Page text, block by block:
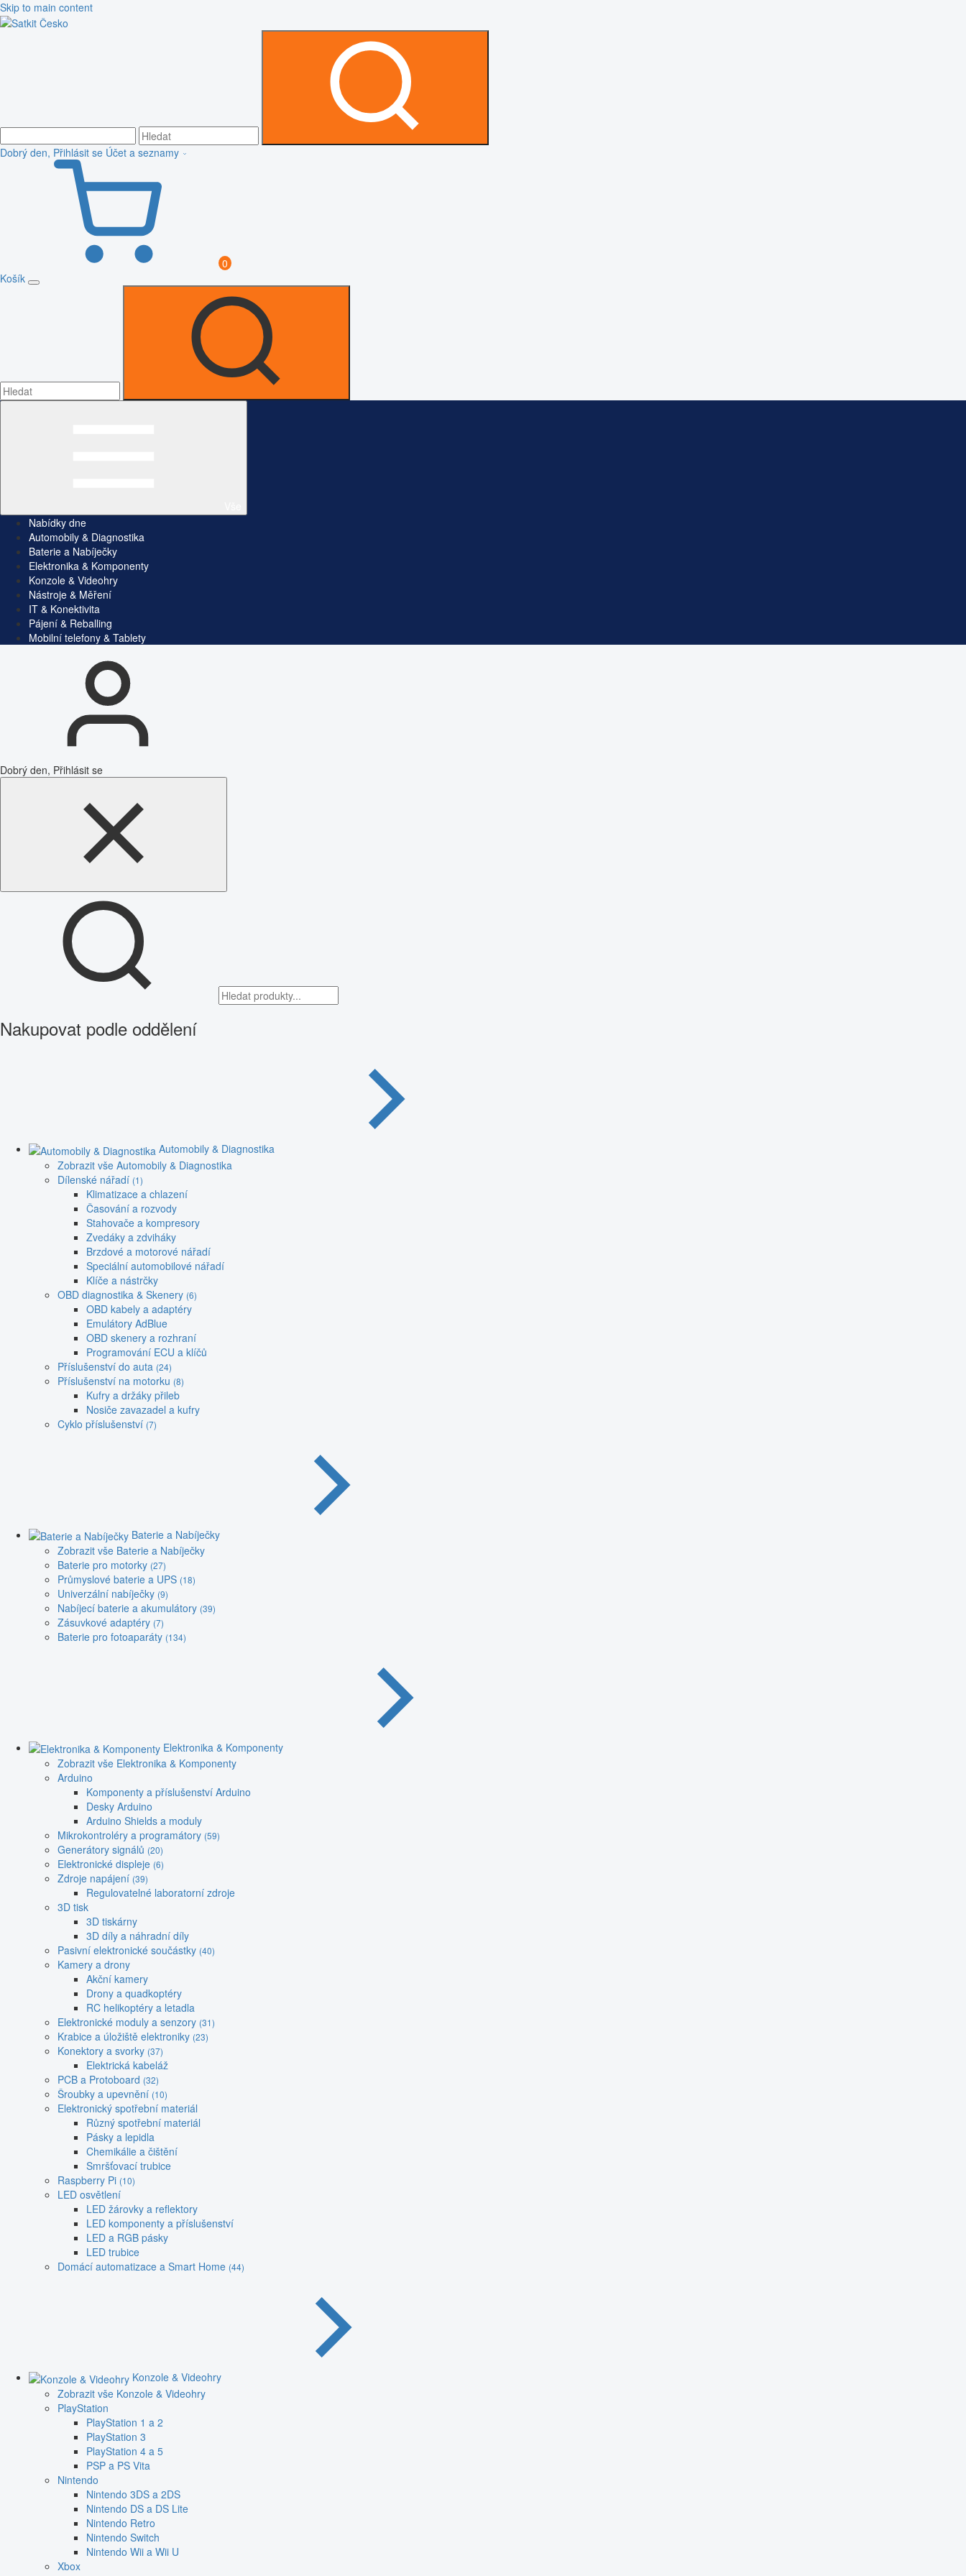
Skip to main content
Dobrý den, Přihlásit se Účet a seznamy
0
Košík
Nabídky dne
Automobily & Diagnostika
Baterie a Nabíječky
Elektronika & Komponenty
Konzole & Videohry
Nástroje & Měření
IT & Konektivita
Pájení & Reballing
Mobilní telefony & Tablety
Dobrý den, Přihlásit se
Nakupovat podle oddělení
Automobily & Diagnostika
Zobrazit vše Automobily & Diagnostika
Dílenské nářadí (1)
Klimatizace a chlazení
Časování a rozvody
Stahovače a kompresory
Zvedáky a zdviháky
Brzdové a motorové nářadí
Speciální automobilové nářadí
Klíče a nástrčky
OBD diagnostika & Skenery (6)
OBD kabely a adaptéry
Emulátory AdBlue
OBD skenery a rozhraní
Programování ECU a klíčů
Příslušenství do auta (24)
Příslušenství na motorku (8)
Kufry a držáky přileb
Nosiče zavazadel a kufry
Cyklo příslušenství (7)
Baterie a Nabíječky
Zobrazit vše Baterie a Nabíječky
Baterie pro motorky (27)
Průmyslové baterie a UPS (18)
Univerzální nabíječky (9)
Nabíjecí baterie a akumulátory (39)
Zásuvkové adaptéry (7)
Baterie pro fotoaparáty (134)
Elektronika & Komponenty
Zobrazit vše Elektronika & Komponenty
Arduino
Komponenty a příslušenství Arduino
Desky Arduino
Arduino Shields a moduly
Mikrokontroléry a programátory (59)
Generátory signálů (20)
Elektronické displeje (6)
Zdroje napájení (39)
Regulovatelné laboratorní zdroje
3D tisk
3D tiskárny
3D díly a náhradní díly
Pasivní elektronické součástky (40)
Kamery a drony
Akční kamery
Drony a quadkoptéry
RC helikoptéry a letadla
Elektronické moduly a senzory (31)
Krabice a úložiště elektroniky (23)
Konektory a svorky (37)
Elektrická kabeláž
PCB a Protoboard (32)
Šroubky a upevnění (10)
Elektronický spotřební materiál
Různý spotřební materiál
Pásky a lepidla
Chemikálie a čištění
Smršťovací trubice
Raspberry Pi (10)
LED osvětlení
LED žárovky a reflektory
LED komponenty a příslušenství
LED a RGB pásky
LED trubice
Domácí automatizace a Smart Home (44)
Konzole & Videohry
Zobrazit vše Konzole & Videohry
PlayStation
PlayStation 1 a 2
PlayStation 3
PlayStation 4 a 5
PSP a PS Vita
Nintendo
Nintendo 3DS a 2DS
Nintendo DS a DS Lite
Nintendo Retro
Nintendo Switch
Nintendo Wii a Wii U
Xbox